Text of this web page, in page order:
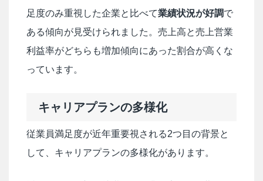
足度のみ重視した企業と比べて業績状況が好調で
ある傾向が見受けられました。売上高と売上営業
利益率がどちらも増加傾向にあった割合が高くな
っています。
キャリアプランの多様化
従業員満足度が近年重要視される2つ目の背景と
して、キャリアプランの多様化があります。